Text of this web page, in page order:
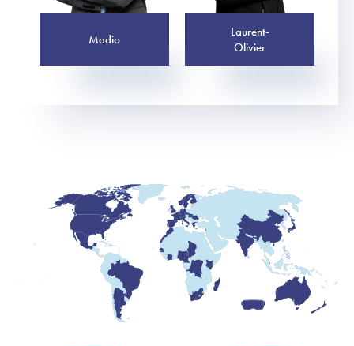
Madio
Laurent-
Olivier